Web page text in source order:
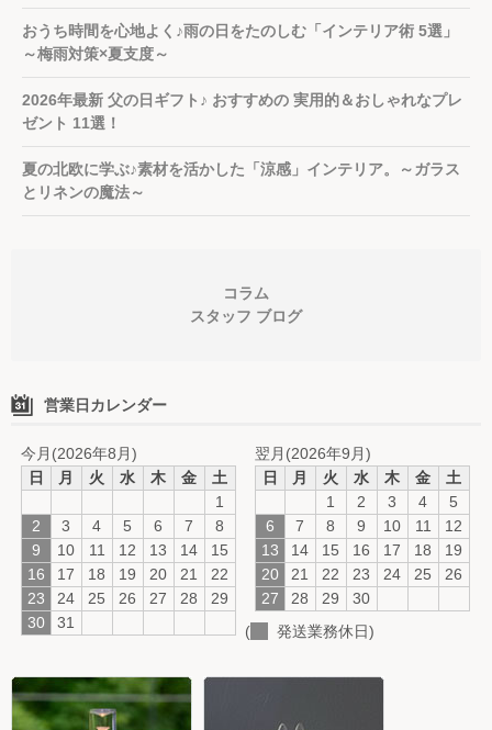
おうち時間を心地よく♪雨の日をたのしむ「インテリア術 5選」
～梅雨対策×夏支度～
2026年最新 父の日ギフト♪ おすすめの 実用的＆おしゃれなプレ
ゼント 11選！
夏の北欧に学ぶ♪素材を活かした「涼感」インテリア。～ガラス
とリネンの魔法～
コラム
スタッフ ブログ
営業日カレンダー
今月(2026年8月)
日
月 火 水 木 金
土
1
2
3 4 5 6 7
8
9
10 11 12 13 14
15
16
17 18 19 20 21
22
23
24 25 26 27 28
29
30
31
翌月(2026年9月)
日
月 火 水 木 金
土
1
2 3 4
5
6
7 8 9 10 11
12
13
14 15 16 17 18
19
20
21 22 23 24 25
26
27
28 29
30
(
発送業務休日)